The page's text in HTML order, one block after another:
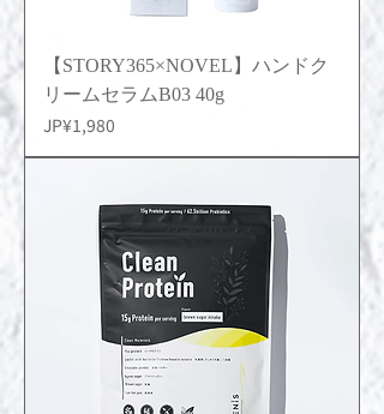
【STORY365×NOVEL】ハンドク
リームセラムB03 40g
價格
JP¥1,980